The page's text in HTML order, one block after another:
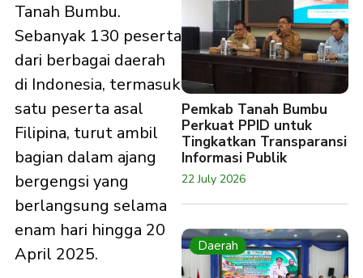
Tanah Bumbu.
Sebanyak 130 peserta
dari berbagai daerah
di Indonesia, termasuk
satu peserta asal
Filipina, turut ambil
bagian dalam ajang
bergengsi yang
berlangsung selama
enam hari hingga 20
April 2025.
Pemkab Tanah Bumbu
Perkuat PPID untuk
Tingkatkan Transparansi
Informasi Publik
22 July 2026
Daerah